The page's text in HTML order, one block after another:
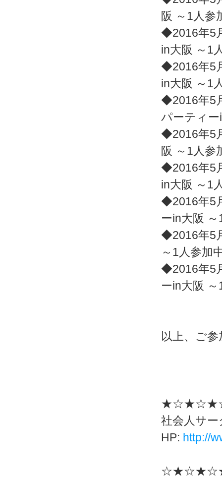
阪 ～1人参
◆2016年5
in大阪 ～1
◆2016年5
in大阪 ～1
◆2016年5
パーティー
◆2016年5
阪 ～1人参
◆2016年5
in大阪 ～1
◆2016年5
ーin大阪
◆2016年5
～1人参加
◆2016年5
ーin大阪
以上、ご
社会人サ
HP: http://